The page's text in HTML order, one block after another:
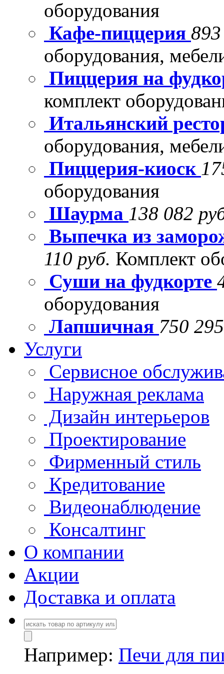
оборудования
Кафе-пиццерия
оборудования,
Пиццерия на
комплект
Итальянский
оборудования,
Пиццерия-киоск
оборудования
Шаурма 138 082
Выпечка из
110 руб. Комплект
Суши на фудкорте
оборудования
Лапшичная 750
Услуги
Сервисное
Наружная реклама
Дизайн интерьеров
Проектирование
Фирменный стиль
Кредитование
Видеонаблюдение
Консалтинг
О компании
Акции
Доставка и оплата
Например: Печи для